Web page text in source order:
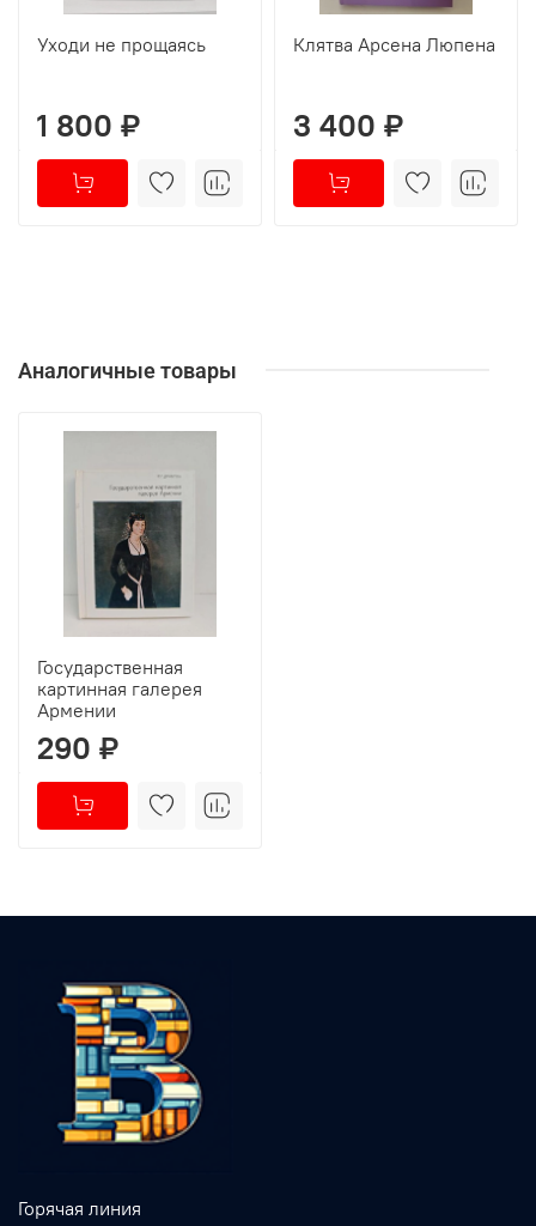
Уходи не прощаясь
1 800 ₽
Клятва Арсена Люпена
3 400 ₽
Аналогичные товары
Государственная
картинная галерея
Армении
290 ₽
Горячая линия